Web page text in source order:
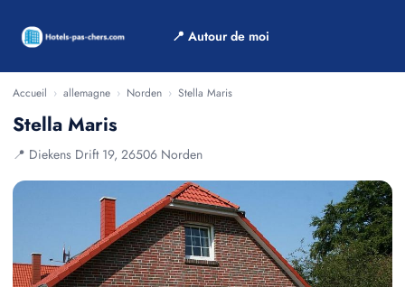
📍 Autour de moi
Accueil › allemagne › Norden › Stella Maris
Stella Maris
📍 Diekens Drift 19, 26506 Norden